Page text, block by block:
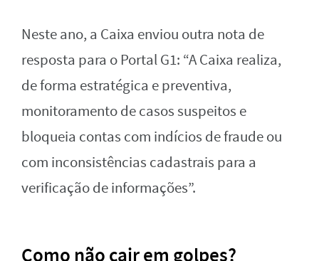
Neste ano, a Caixa enviou outra nota de
resposta para o Portal G1: “A Caixa realiza,
de forma estratégica e preventiva,
monitoramento de casos suspeitos e
bloqueia contas com indícios de fraude ou
com inconsistências cadastrais para a
verificação de informações”.
Como não cair em golpes?